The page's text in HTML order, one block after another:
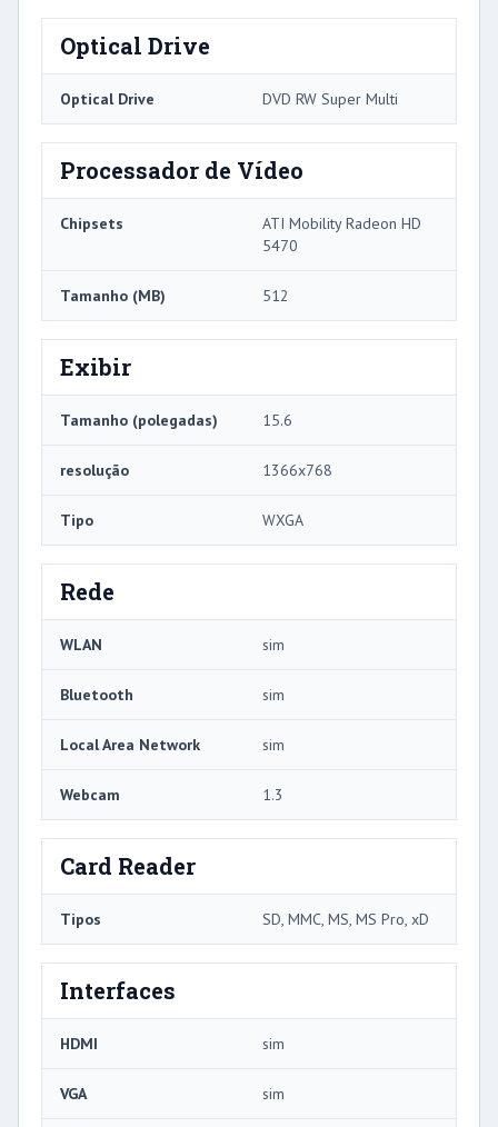
Optical Drive
Optical Drive DVD RW Super Multi
Processador de Vídeo
Chipsets
ATI Mobility Radeon HD
5470
Tamanho (MB) 512
Exibir
Tamanho (polegadas) 15.6
resolução 1366x768
Tipo WXGA
Rede
WLAN sim
Bluetooth sim
Local Area Network sim
Webcam 1.3
Card Reader
Tipos SD, MMC, MS, MS Pro, xD
Interfaces
HDMI sim
VGA sim